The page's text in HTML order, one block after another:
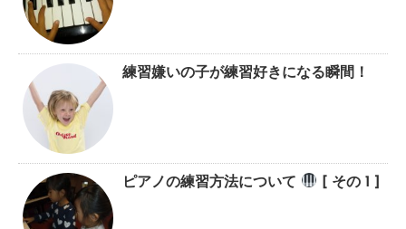
練習嫌いの子が練習好きになる瞬間！
ピアノの練習方法について [ その 1 ]